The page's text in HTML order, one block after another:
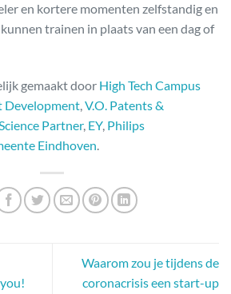
en kortere momenten zelfstandig en
trainen in plaats van een dag of
gemaakt door High Tech Campus
Development,V.O. Patents &
Partner, EY, Philips
Eindhoven.
Waarom zou je tijdens de
coronacrisis een start-up